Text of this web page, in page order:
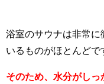
浴室のサウナは非常に
いるものがほとんどで
そのため、水分がし